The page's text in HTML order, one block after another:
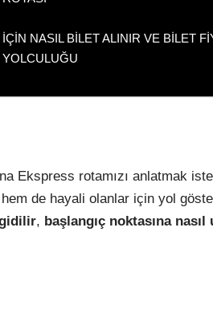
NASIL BİLET ALINIR VE BİLET
Ekspress rotamızı anlatmak
de hayali olanlar için yol
gidilir, başlangıç noktasına nasıl